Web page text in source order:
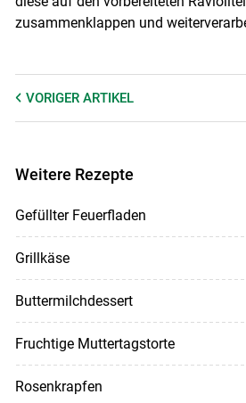
zusammenklappen und
VORIGER ARTIKEL
Weitere Rezepte
Gefüllter Feuerfladen
Grillkäse
Buttermilchdessert
Fruchtige Muttertagstorte
Rosenkrapfen